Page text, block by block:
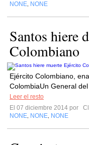
NONE NONE
Santos hiere
Colombiano
Ejército Colombiano,
ColombiaUn General
Leer el resto
El 07 diciembre 2014 por
NONE NONE NONE